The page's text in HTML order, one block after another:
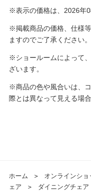
※表示の価格は、2026年
※掲載商品の価格、仕様
ますのでご了承ください。
※ショールームによって
ざいます。
※商品の色や風合いは、
際とは異なって見える場
ホーム ＞ オンラインショ
ェア
＞
ダイニングチェア